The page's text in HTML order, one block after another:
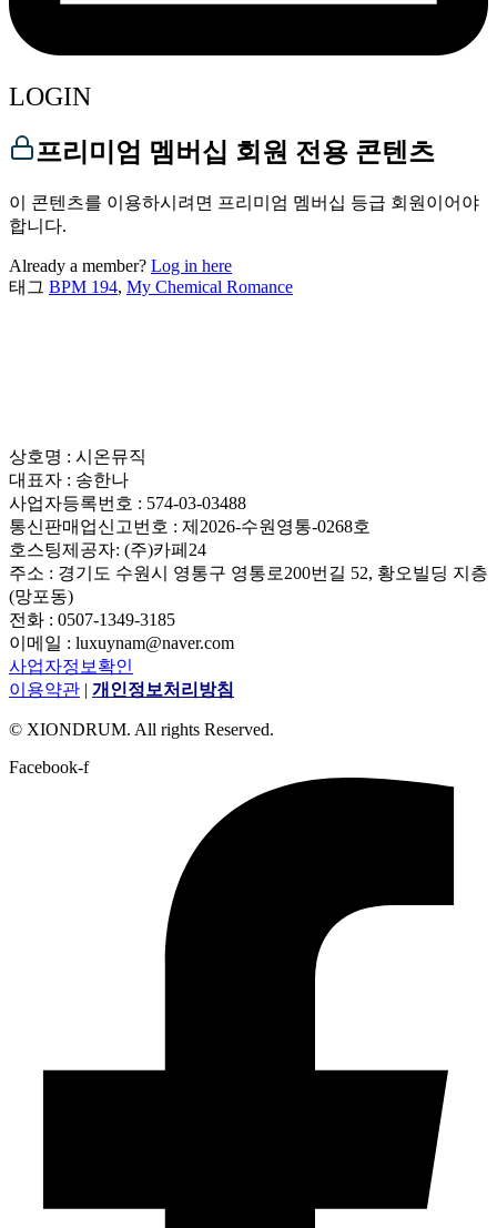
LOGIN
프리미엄 멤버십 회원 전용 콘텐츠
이 콘텐츠를 이용하시려면 프리미엄 멤버십 등급 회원이어야
합니다.
Already a member? Log in here
태그 BPM 194, My Chemical Romance
상호명 : 시온뮤직
대표자 : 송한나
사업자등록번호 : 574-03-03488
통신판매업신고번호 : 제2026-수원영통-0268호
호스팅제공자: (주)카페24
주소 : 경기도 수원시 영통구 영통로200번길 52, 황오빌딩 지층
(망포동)
전화 : 0507-1349-3185
이메일 : luxuynam@naver.com
사업자정보확인
이용약관 | 개인정보처리방침
© XIONDRUM. All rights Reserved.
Facebook-f